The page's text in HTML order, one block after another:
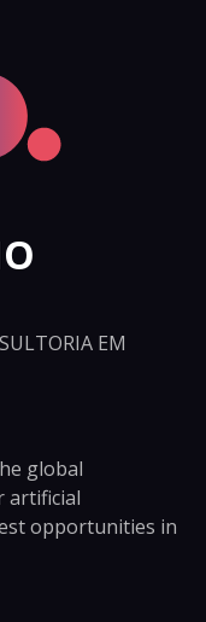
EM
global
artificial
opportunities in